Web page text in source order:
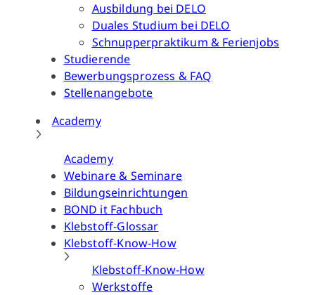
Ausbildung bei DELO
Duales Studium bei DELO
Schnupperpraktikum & Ferienjobs
Studierende
Bewerbungsprozess & FAQ
Stellenangebote
Academy
Academy
Webinare & Seminare
Bildungseinrichtungen
BOND it Fachbuch
Klebstoff-Glossar
Klebstoff-Know-How
Klebstoff-Know-How
Werkstoffe